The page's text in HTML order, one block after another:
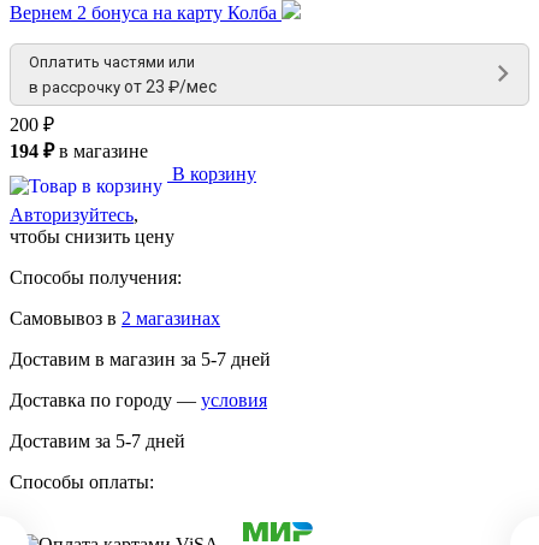
Вернем 2 бонуса на карту Колба
Оплатить частями или
в рассрочку от 23 ₽/мес
200 ₽
194 ₽в магазине
В корзину
Авторизуйтесь,
чтобы снизить цену
Способы получения:
Самовывоз в 2 магазинах
Доставим в магазин за 5-7 дней
Доставка по городу — условия
Доставим за 5-7 дней
Способы оплаты: